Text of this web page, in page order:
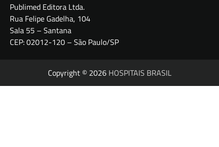
Publimed Editora Ltda.
Rua Felipe Gadelha, 104
Sala 55 – Santana
CEP: 02012-120 – São Paulo/SP
Copyright © 2026 HOSPITAIS BRASIL